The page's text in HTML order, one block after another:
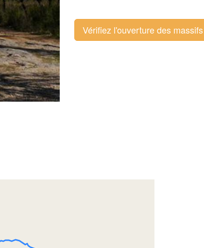
Vérifiez l'ouverture des massifs